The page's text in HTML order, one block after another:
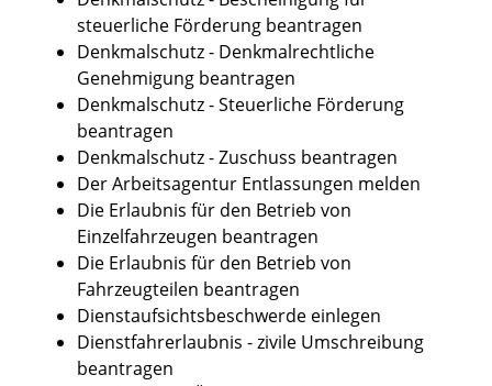
steuerliche Förderung beantragen
Denkmalschutz - Denkmalrechtliche
Genehmigung beantragen
Denkmalschutz - Steuerliche Förderung
beantragen
Denkmalschutz - Zuschuss beantragen
Der Arbeitsagentur Entlassungen melden
Die Erlaubnis für den Betrieb von
Einzelfahrzeugen beantragen
Die Erlaubnis für den Betrieb von
Fahrzeugteilen beantragen
Dienstaufsichtsbeschwerde einlegen
Dienstfahrerlaubnis - zivile Umschreibung
beantragen